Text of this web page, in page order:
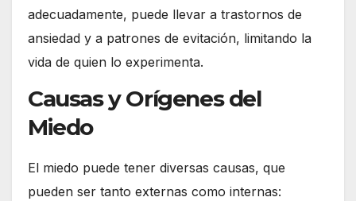
adecuadamente, puede llevar a trastornos de
ansiedad y a patrones de evitación, limitando la
vida de quien lo experimenta.
Causas y Orígenes del
Miedo
El miedo puede tener diversas causas, que
pueden ser tanto externas como internas: